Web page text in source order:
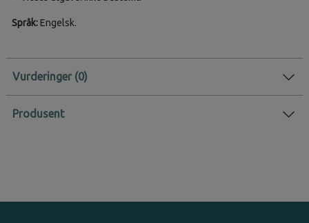
Språk:Engelsk.
Vurderinger
Produsent